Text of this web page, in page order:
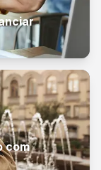
com